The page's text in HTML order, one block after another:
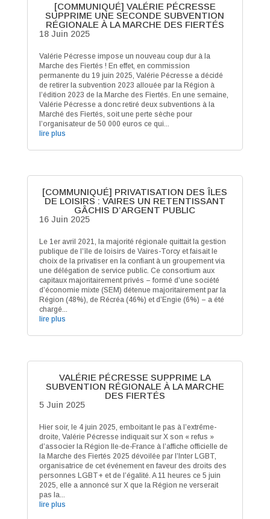
[COMMUNIQUÉ] VALÉRIE PÉCRESSE
SUPPRIME UNE SECONDE SUBVENTION
RÉGIONALE À LA MARCHE DES FIERTÉS
18 Juin 2025
Valérie Pécresse impose un nouveau coup dur à la
Marche des Fiertés ! En effet, en commission
permanente du 19 juin 2025, Valérie Pécresse a décidé
de retirer la subvention 2023 allouée par la Région à
l’édition 2023 de la Marche des Fiertés. En une semaine,
Valérie Pécresse a donc retiré deux subventions à la
Marché des Fiertés, soit une perte sèche pour
l’organisateur de 50 000 euros ce qui...
lire plus
[COMMUNIQUÉ] PRIVATISATION DES ÎLES
DE LOISIRS : VAIRES UN RETENTISSANT
GÂCHIS D’ARGENT PUBLIC
16 Juin 2025
Le 1er avril 2021, la majorité régionale quittait la gestion
publique de l’île de loisirs de Vaires-Torcy et faisait le
choix de la privatiser en la confiant à un groupement via
une délégation de service public. Ce consortium aux
capitaux majoritairement privés – formé d’une société
d’économie mixte (SEM) détenue majoritairement par la
Région (48%), de Récréa (46%) et d’Engie (6%) – a été
chargé...
lire plus
VALÉRIE PÉCRESSE SUPPRIME LA
SUBVENTION RÉGIONALE À LA MARCHE
DES FIERTÉS
5 Juin 2025
Hier soir, le 4 juin 2025, emboitant le pas à l’extrême-
droite, Valérie Pécresse indiquait sur X son « refus »
d’associer la Région Ile-de-France à l’affiche officielle de
la Marche des Fiertés 2025 dévoilée par l’Inter LGBT,
organisatrice de cet événement en faveur des droits des
personnes LGBT+ et de l’égalité. A 11 heures ce 5 juin
2025, elle a annoncé sur X que la Région ne verserait
pas la...
lire plus